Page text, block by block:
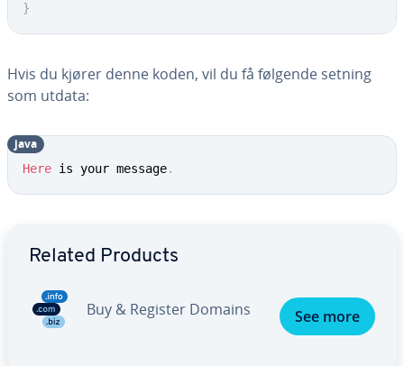
}
Hvis du kjører denne koden, vil du få følgende setning
som utdata:
Here is your message.
java
Related Products
Buy & Register Domains See more